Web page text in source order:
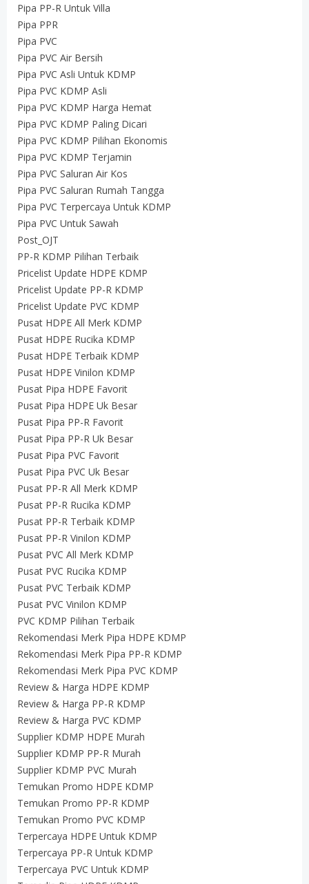
Pipa PP-R Untuk Villa
Pipa PPR
Pipa PVC
Pipa PVC Air Bersih
Pipa PVC Asli Untuk KDMP
Pipa PVC KDMP Asli
Pipa PVC KDMP Harga Hemat
Pipa PVC KDMP Paling Dicari
Pipa PVC KDMP Pilihan Ekonomis
Pipa PVC KDMP Terjamin
Pipa PVC Saluran Air Kos
Pipa PVC Saluran Rumah Tangga
Pipa PVC Terpercaya Untuk KDMP
Pipa PVC Untuk Sawah
Post_OJT
PP-R KDMP Pilihan Terbaik
Pricelist Update HDPE KDMP
Pricelist Update PP-R KDMP
Pricelist Update PVC KDMP
Pusat HDPE All Merk KDMP
Pusat HDPE Rucika KDMP
Pusat HDPE Terbaik KDMP
Pusat HDPE Vinilon KDMP
Pusat Pipa HDPE Favorit
Pusat Pipa HDPE Uk Besar
Pusat Pipa PP-R Favorit
Pusat Pipa PP-R Uk Besar
Pusat Pipa PVC Favorit
Pusat Pipa PVC Uk Besar
Pusat PP-R All Merk KDMP
Pusat PP-R Rucika KDMP
Pusat PP-R Terbaik KDMP
Pusat PP-R Vinilon KDMP
Pusat PVC All Merk KDMP
Pusat PVC Rucika KDMP
Pusat PVC Terbaik KDMP
Pusat PVC Vinilon KDMP
PVC KDMP Pilihan Terbaik
Rekomendasi Merk Pipa HDPE KDMP
Rekomendasi Merk Pipa PP-R KDMP
Rekomendasi Merk Pipa PVC KDMP
Review & Harga HDPE KDMP
Review & Harga PP-R KDMP
Review & Harga PVC KDMP
Supplier KDMP HDPE Murah
Supplier KDMP PP-R Murah
Supplier KDMP PVC Murah
Temukan Promo HDPE KDMP
Temukan Promo PP-R KDMP
Temukan Promo PVC KDMP
Terpercaya HDPE Untuk KDMP
Terpercaya PP-R Untuk KDMP
Terpercaya PVC Untuk KDMP